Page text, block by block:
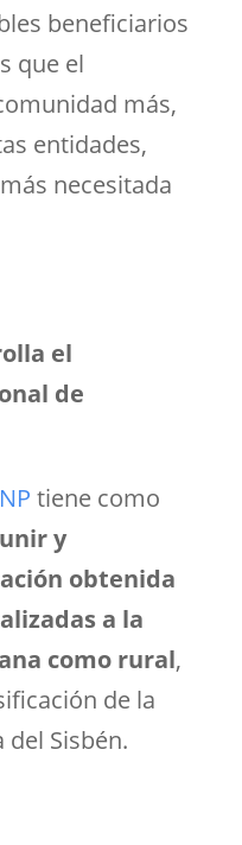
beneficiarios
que el
más,
entidades,
necesitada
el
de
tiene como
y
obtenida
a la
como rural,
de la
Sisbén.